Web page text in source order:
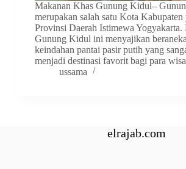
Makanan Khas Gunung Kidul–
merupakan salah satu Kota Kabupaten
Provinsi Daerah Istimewa Yogyakarta.
Gunung Kidul ini menyajikan
keindahan pantai pasir putih yang
menjadi destinasi favorit bagi para
ussama
elrajab.com